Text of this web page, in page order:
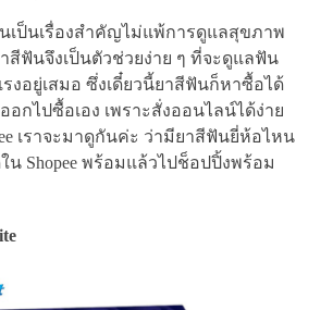
เป็นเรื่องสำคัญไม่แพ้การดูแลสุขภาพ
สีฟันจึงเป็นตัวช่วยง่าย ๆ ที่จะดูแลฟัน
งอยู่เสมอ ซึ่งเดี๋ยวนี้ยาสีฟันก็หาซื้อได้
อกไปซื้อเอง เพราะสั่งออนไลน์ได้ง่าย
เราจะมาดูกันค่ะ ว่ามียาสีฟันยี่ห้อไหน
น Shopee พร้อมแล้วไปช็อปปิ้งพร้อม